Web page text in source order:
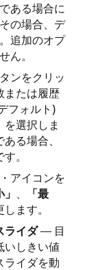
ある場合に
の場合、デ
追加のオプ
ん。
ンをクリッ
または履歴
フォルト)
を選択しま
る場合、
す。
アイコンを
「最
ます。
ライダ— 目
いしきい値
ライダを動